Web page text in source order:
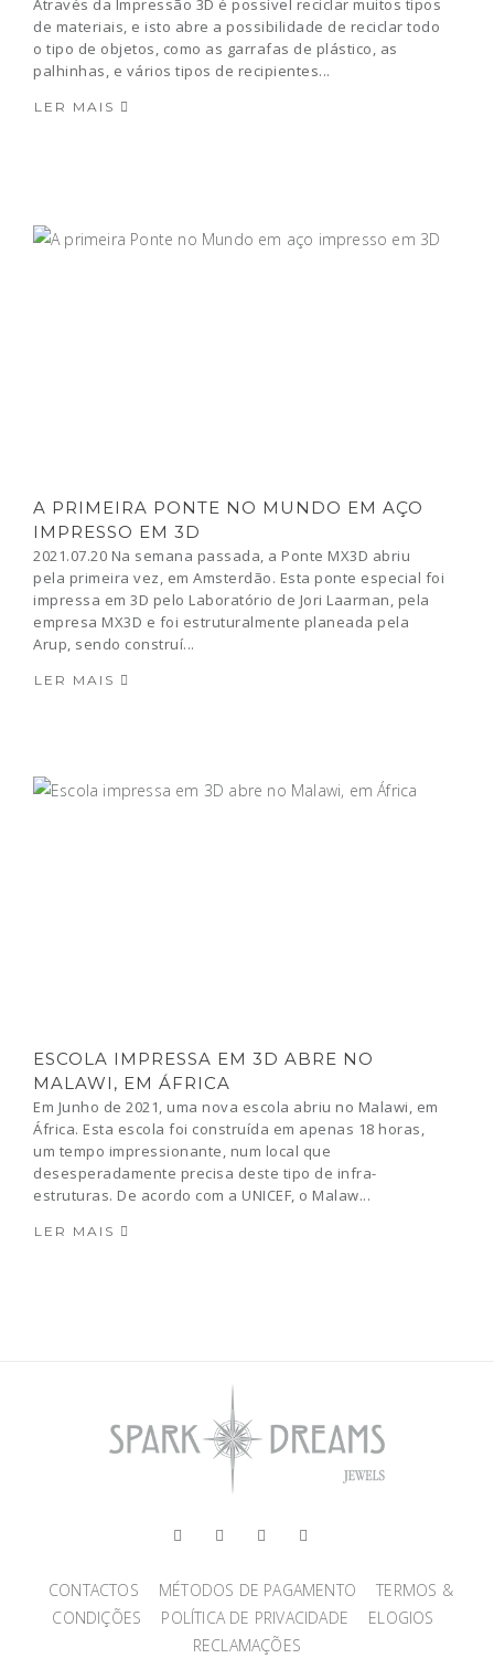
Através da Impressão 3D é possível reciclar muitos tipos
de materiais, e isto abre a possibilidade de reciclar todo
o tipo de objetos, como as garrafas de plástico, as
palhinhas, e vários tipos de recipientes...
LER MAIS
A PRIMEIRA PONTE NO MUNDO EM AÇO
IMPRESSO EM 3D
2021.07.20 Na semana passada, a Ponte MX3D abriu
pela primeira vez, em Amsterdão. Esta ponte especial foi
impressa em 3D pelo Laboratório de Jori Laarman, pela
empresa MX3D e foi estruturalmente planeada pela
Arup, sendo construí...
LER MAIS
ESCOLA IMPRESSA EM 3D ABRE NO
MALAWI, EM ÁFRICA
Em Junho de 2021, uma nova escola abriu no Malawi, em
África. Esta escola foi construída em apenas 18 horas,
um tempo impressionante, num local que
desesperadamente precisa deste tipo de infra-
estruturas. De acordo com a UNICEF, o Malaw...
LER MAIS
CONTACTOS MÉTODOS DE PAGAMENTO
TERMOS &
CONDIÇÕES
POLÍTICA DE PRIVACIDADE
ELOGIOS
RECLAMAÇÕES